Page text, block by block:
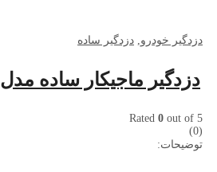
دزدگیر خودرو دزدگیر ساده
دزدگیر ماجیکار ساده مدل M211-668
Rated 0 out of 5
(0)
توضیحات: